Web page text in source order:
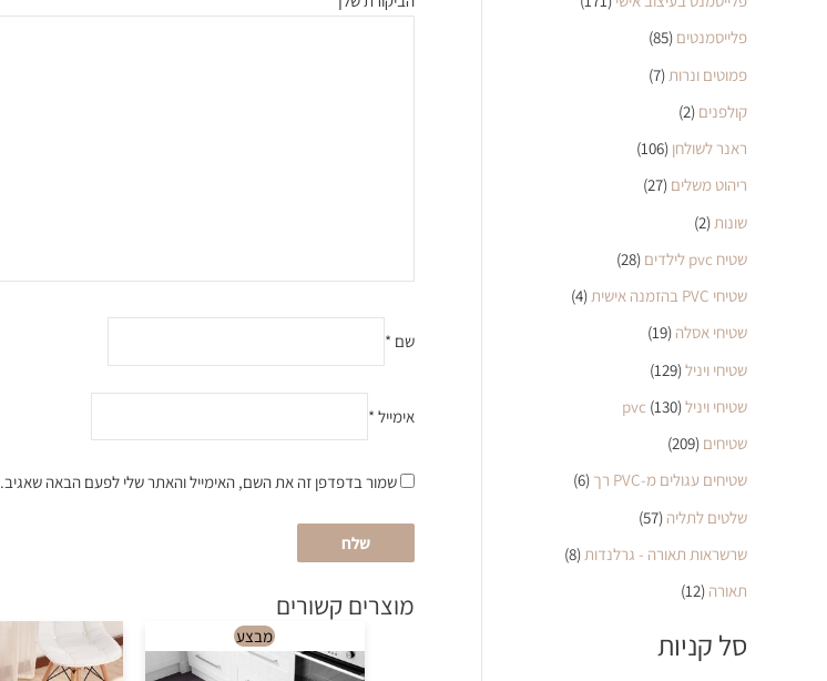
פלייסמנטים (85)
פמוטים ונרות (7)
קולפנים (2)
ראנר לשולחן (106)
ריהוט משלים (27)
שונות (2)
שטיח pvc לילדים
(28)
שטיחי PVC בהזמנה אישית
(4)
שטיחי אסלה (19)
שטיחי ויניל(129)
שטיחי ויניל pvc(130)
שטיחים (209)
שטיחים עגולים מ-PVC רך
(6)
שלטים לתליה (57)
שרשראות תאורה - גרלנדות (8)
תאורה (12)
סל קניות
שם *
אימייל *
שמור בדפדפן זה את השם, האימייל והאתר שלי לפעם הבאה שאגיב.
מוצרים קשורים
מבצע
זה